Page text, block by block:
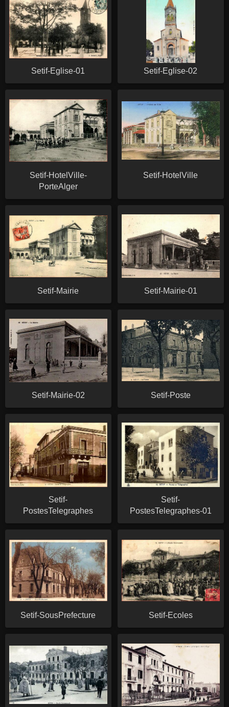
Setif-Eglise-01 Setif-Eglise-02
Setif-HotelVille-
PorteAlger
Setif-HotelVille
Setif-Mairie Setif-Mairie-01
Setif-Mairie-02 Setif-Poste
Setif-
PostesTelegraphes
Setif-
PostesTelegraphes-01
Setif-SousPrefecture Setif-Ecoles